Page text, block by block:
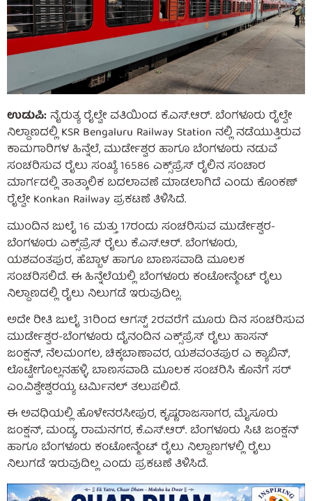
ಉಡುಪಿ:ನೈರುತ್ಯ ರೈಲ್ವೇ ವತಿಯಿಂದ ಕೆ.ಎಸ್.ಆರ್. ಬೆಂಗಳೂರು ರೈಲ್ವೇ
ನಿಲ್ದಾಣದಲ್ಲಿ KSR Bengaluru Railway Station ನಲ್ಲಿ ನಡೆಯುತ್ತಿರುವ
ಕಾಮಗಾರಿಗಳ ಹಿನ್ನೆಲೆ, ಮುರ್ಡೇಶ್ವರ ಹಾಗೂ ಬೆಂಗಳೂರು ನಡುವೆ
ಸಂಚರಿಸುವ ರೈಲು ಸಂಖ್ಯೆ 16586 ಎಕ್ಸ್‌ಪ್ರೆಸ್ ರೈಲಿನ ಸಂಚಾರ
ಮಾರ್ಗದಲ್ಲಿ ತಾತ್ಕಾಲಿಕ ಬದಲಾವಣೆ ಮಾಡಲಾಗಿದೆ ಎಂದು ಕೊಂಕಣ್
ರೈಲ್ವೇ Konkan Railway ಪ್ರಕಟಣೆ ತಿಳಿಸಿದೆ.
ಮುಂದಿನ ಜುಲೈ 16 ಮತ್ತು 17ರಂದು ಸಂಚರಿಸುವ ಮುರ್ಡೇಶ್ವರ-
ಬೆಂಗಳೂರು ಎಕ್ಸ್‌ಪ್ರೆಸ್ ರೈಲು ಕೆ.ಎಸ್.ಆರ್. ಬೆಂಗಳೂರು,
ಯಶವಂತಪುರ, ಹೆಬ್ಬಾಳ ಹಾಗೂ ಬಾಣಸವಾಡಿ ಮೂಲಕ
ಸಂಚರಿಸಲಿದೆ. ಈ ಹಿನ್ನೆಲೆಯಲ್ಲಿ ಬೆಂಗಳೂರು ಕಂಟೋನ್ಮೆಂಟ್ ರೈಲು
ನಿಲ್ದಾಣದಲ್ಲಿ ರೈಲು ನಿಲುಗಡೆ ಇರುವುದಿಲ್ಲ.
ಅದೇ ರೀತಿ ಜುಲೈ 31ರಿಂದ ಆಗಸ್ಟ್ 2ರವರೆಗೆ ಮೂರು ದಿನ ಸಂಚರಿಸುವ
ಮುರ್ಡೇಶ್ವರ-ಬೆಂಗಳೂರು ದೈನಂದಿನ ಎಕ್ಸ್‌ಪ್ರೆಸ್ ರೈಲು ಹಾಸನ್
ಜಂಕ್ಷನ್, ನೆಲಮಂಗಲ, ಚಿಕ್ಕಬಾಣಾವರ, ಯಶವಂತಪುರ ಎ ಕ್ಯಾಬಿನ್‌,
ಲೊಟ್ಟೇಗೊಲ್ಲನಹಳ್ಳಿ, ಬಾಣಸವಾಡಿ ಮೂಲಕ ಸಂಚರಿಸಿ ಕೊನೆಗೆ ಸರ್
ಎಂ.ವಿಶ್ವೇಶ್ವರಯ್ಯ ಟರ್ಮಿನಲ್ ತಲುಪಲಿದೆ.
ಈ ಅವಧಿಯಲ್ಲಿ ಹೊಳೇನರಸೀಪುರ, ಕೃಷ್ಣರಾಜಸಾಗರ, ಮೈಸೂರು
ಜಂಕ್ಷನ್, ಮಂಡ್ಯ, ರಾಮನಗರ, ಕೆ.ಎಸ್.ಆರ್. ಬೆಂಗಳೂರು ಸಿಟಿ ಜಂಕ್ಷನ್
ಹಾಗೂ ಬೆಂಗಳೂರು ಕಂಟೋನ್ಮೆಂಟ್ ರೈಲು ನಿಲ್ದಾಣಗಳಲ್ಲಿ ರೈಲು
ನಿಲುಗಡೆ ಇರುವುದಿಲ್ಲ ಎಂದು ಪ್ರಕಟಣೆ ತಿಳಿಸಿದೆ.